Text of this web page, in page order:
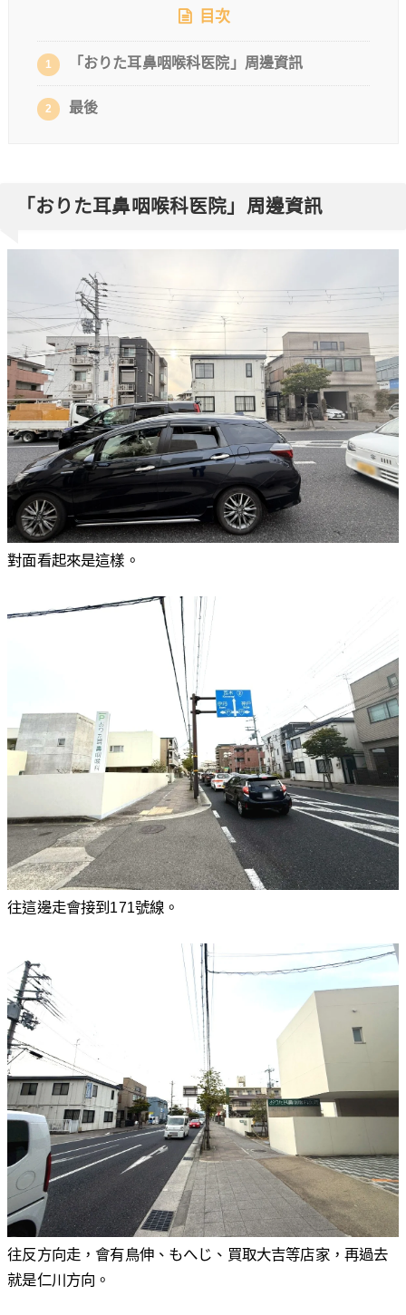
目次
1 「おりた耳鼻咽喉科医院」周邊資訊
2 最後
「おりた耳鼻咽喉科医院」周邊資訊
對面看起來是這樣。
往這邊走會接到171號線。
往反方向走，會有鳥伸、もへじ、買取大吉等店家，再過去
就是仁川方向。